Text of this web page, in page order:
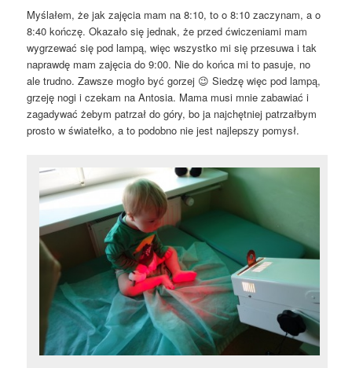
Myślałem, że jak zajęcia mam na 8:10, to o 8:10 zaczynam, a o
8:40 kończę. Okazało się jednak, że przed ćwiczeniami mam
wygrzewać się pod lampą, więc wszystko mi się przesuwa i tak
naprawdę mam zajęcia do 9:00. Nie do końca mi to pasuje, no
ale trudno. Zawsze mogło być gorzej 😉 Siedzę więc pod lampą,
grzeję nogi i czekam na Antosia. Mama musi mnie zabawiać i
zagadywać żebym patrzał do góry, bo ja najchętniej patrzałbym
prosto w światełko, a to podobno nie jest najlepszy pomysł.